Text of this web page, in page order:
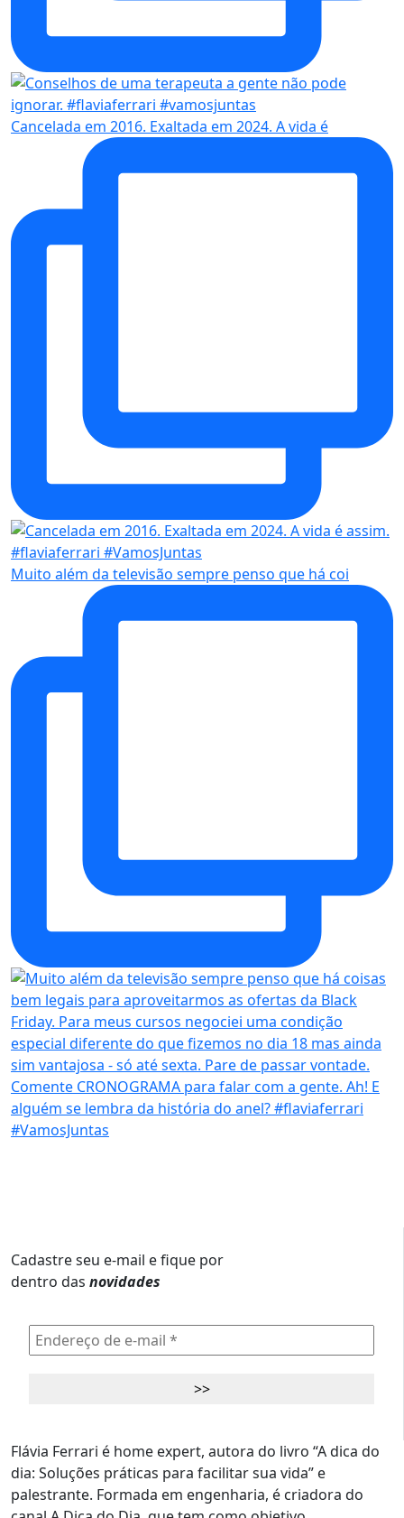
Cancelada em 2016. Exaltada em 2024. A vida é
Muito além da televisão sempre penso que há coi
Cadastre seu e-mail e fique por
dentro das novidades
Flávia Ferrari é home expert, autora do livro “A dica do
dia: Soluções práticas para facilitar sua vida” e
palestrante. Formada em engenharia, é criadora do